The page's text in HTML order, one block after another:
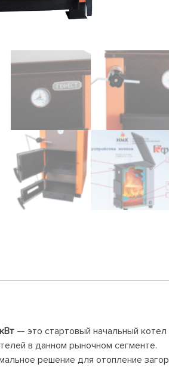
— это стартовый начальный
в данном рыночном сегменте.
решение для отопление